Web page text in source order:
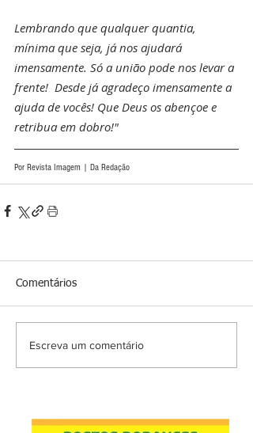
Lembrando que qualquer quantia,
mínima que seja, já nos ajudará
imensamente. Só a união pode nos levar a
frente!  Desde já agradeço imensamente a
ajuda de vocês! Que Deus os abençoe e
retribua em dobro!"
Por Revista Imagem | Da Redação
Comentários
Escreva um comentário